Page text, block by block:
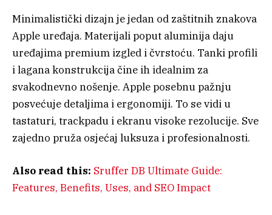
Minimalistički dizajn je jedan od zaštitnih znakova
Apple uređaja. Materijali poput aluminija daju
uređajima premium izgled i čvrstoću. Tanki profili
i lagana konstrukcija čine ih idealnim za
svakodnevno nošenje. Apple posebnu pažnju
posvećuje detaljima i ergonomiji. To se vidi u
tastaturi, trackpadu i ekranu visoke rezolucije. Sve
zajedno pruža osjećaj luksuza i profesionalnosti.
Also read this: Sruffer DB Ultimate Guide:
Features, Benefits, Uses, and SEO Impact